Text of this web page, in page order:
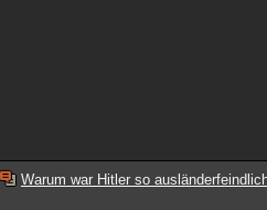
Warum war Hitler so